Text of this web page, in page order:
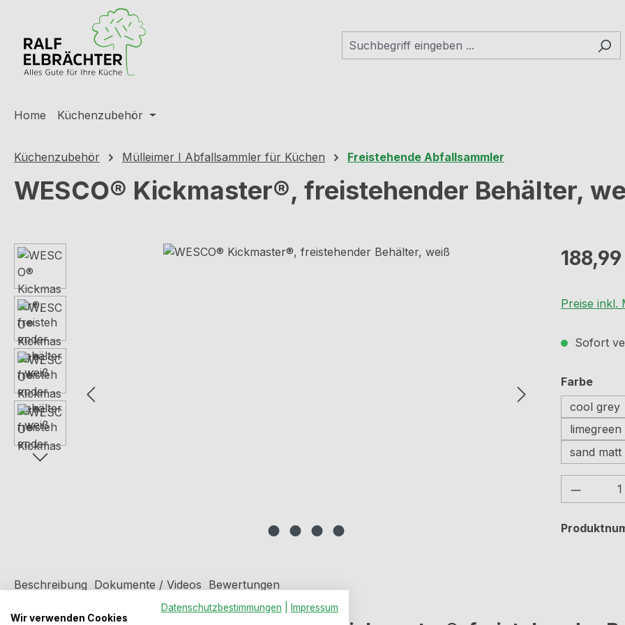
Hauptinhalt springen
Zur Suche springen
Zur Hauptnavigation springen
Home Küchenzubehör
Küchenzubehör Mülleimer I Abfallsammler für Küchen Freistehende Abfallsammler
WESCO® Kickmaster®, freistehender Behälter,
Bildergalerie überspringen Regulärer
Preise inkl.
Sofort
Farbe
cool grey
limegreen
sand matt
Beschreibung Dokumente / Videos Bewertungen
Datenschutzbestimmungen
Impressum
Wir verwenden Cookies